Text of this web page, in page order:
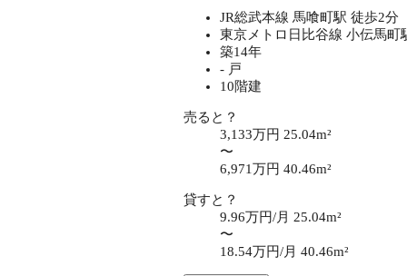
JR総武本線 馬喰町駅 徒歩2分
東京メトロ日比谷線 小伝馬町
築14年
- 戸
10階建
売ると？
3,133万円 25.04m²
〜
6,971万円 40.46m²
貸すと？
9.96万円/月 25.04m²
〜
18.54万円/月 40.46m²